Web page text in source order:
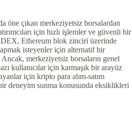
öne çıkan merkeziyetsiz borsalardan
için hızlı işlemler ve güvenli bir
Ethereum blok zinciri üzerinde
isteyenler için alternatif bir
merkeziyetsiz borsaların genel
kullanıcılar için karmaşık bir arayüz
için kripto para alım-satım
deneyim sunma konusunda eksiklikleri